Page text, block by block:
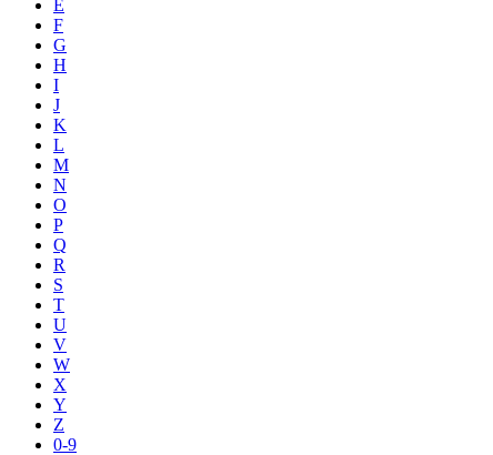
E
F
G
H
I
J
K
L
M
N
O
P
Q
R
S
T
U
V
W
X
Y
Z
0-9